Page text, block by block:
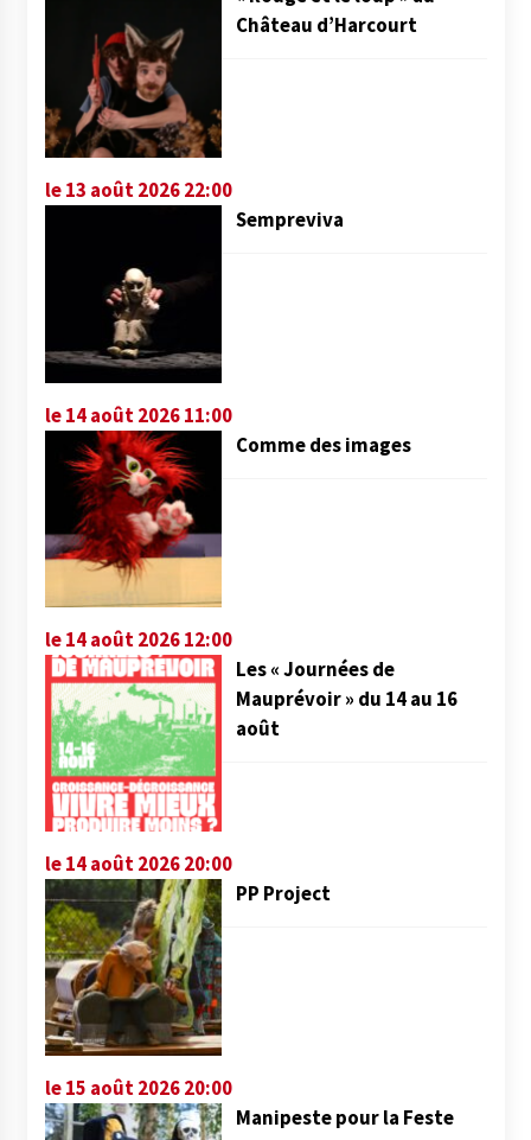
Château d’Harcourt
le 13 août 2026 22:00
Sempreviva
le 14 août 2026 11:00
Comme des images
le 14 août 2026 12:00
Les « Journées de
Mauprévoir » du 14 au 16
août
le 14 août 2026 20:00
PP Project
le 15 août 2026 20:00
Manipeste pour la Feste